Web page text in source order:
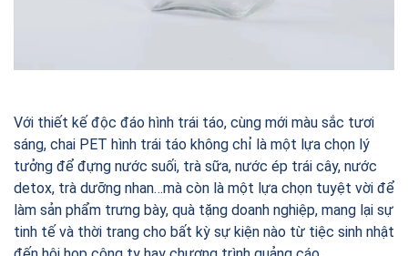
Với thiết kế độc đáo hình trái táo, cùng mới màu sắc tươi
sáng, chai PET hình trái táo không chỉ là một lựa chọn lý
tưởng để đựng nước suối, trà sữa, nước ép trái cây, nước
detox, trà dưỡng nhan…mà còn là một lựa chọn tuyệt vời để
làm sản phẩm trưng bày, quà tặng doanh nghiệp, mang lại sự
tinh tế và thời trang cho bất kỳ sự kiện nào từ tiệc sinh nhật